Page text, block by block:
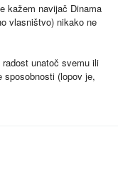
kažem navijač Dinama
vlasništvo) nikako ne
unatoč svemu ili
sposobnosti (lopov je,